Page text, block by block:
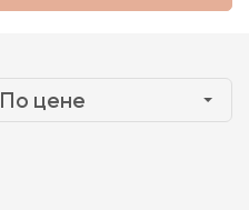
По цене